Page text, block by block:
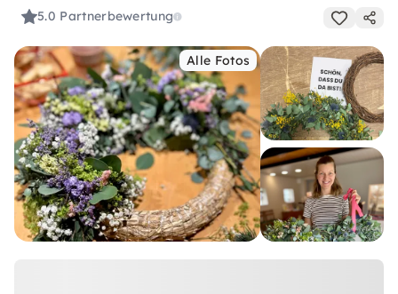
5.0 Partnerbewertung
Alle Fotos